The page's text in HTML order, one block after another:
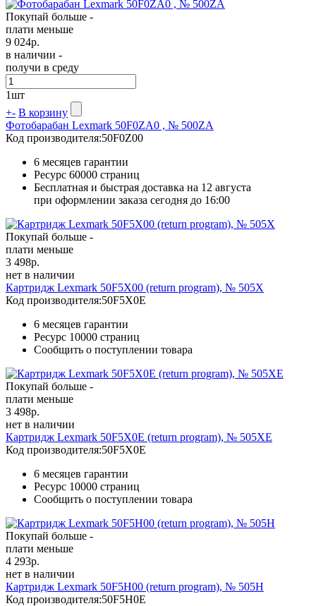
Покупай больше -
плати меньше
9 024р.
в наличии -
получи в среду
1шт
+- В корзину
Фотобарабан Lexmark 50F0ZA0 , № 500ZA
Код производителя:50F0Z00
6 месяцев гарантии
Ресурс 60000 страниц
Бесплатная и быстрая доставка на 12 августа
при оформлении заказа сегодня до 16:00
Покупай больше -
плати меньше
3 498р.
нет в наличии
Картридж Lexmark 50F5X00 (return program), № 505X
Код производителя:50F5X0E
6 месяцев гарантии
Ресурс 10000 страниц
Сообщить о поступлении товара
Покупай больше -
плати меньше
3 498р.
нет в наличии
Картридж Lexmark 50F5X0E (return program), № 505XE
Код производителя:50F5X0E
6 месяцев гарантии
Ресурс 10000 страниц
Сообщить о поступлении товара
Покупай больше -
плати меньше
4 293р.
нет в наличии
Картридж Lexmark 50F5H00 (return program), № 505H
Код производителя:50F5H0E